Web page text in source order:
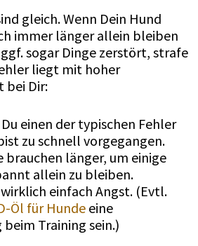
gleich. Wenn Dein Hund
immer länger allein bleiben
sogar Dinge zerstört, strafe
liegt mit hoher
bei Dir:
einen der typischen Fehler
zu schnell vorgegangen.
brauchen länger, um einige
allein zu bleiben.
einfach Angst. (Evtl.
Öl für Hundeeine
Training sein.)